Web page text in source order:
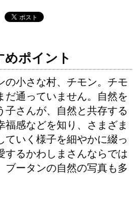
めポイント
の小さな村、チモン。チモ
だ通っていません。自然を
子さんが、自然と共存する
福感などを知り、さまざま
ていく様子を細やかに綴っ
するかわしまさんならでは
ブータンの自然の写真も多